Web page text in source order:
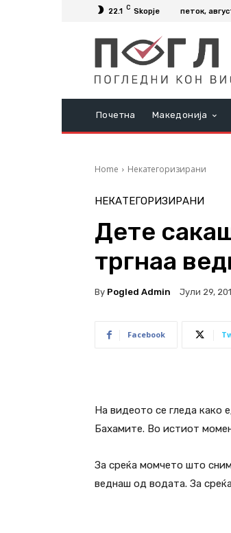
22.1 C Skopje петок,
Почетна Македонија
Home Некатегоризирани
НЕКАТЕГОРИЗИРАНИ
Дете
тргнаа
By Pogled Admin Јули 29,
Facebook
На видеото се гледа како
Бахамите. Во истиот
За среќа момчето што
веднаш од водата. За